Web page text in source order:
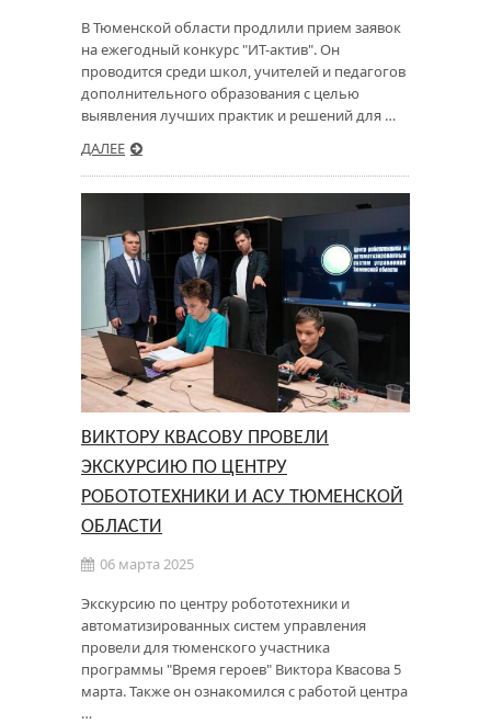
В Тюменской области продлили прием заявок
на ежегодный конкурс "ИТ-актив". Он
проводится среди школ, учителей и педагогов
дополнительного образования с целью
выявления лучших практик и решений для …
ДАЛЕЕ
ВИКТОРУ КВАСОВУ ПРОВЕЛИ
ЭКСКУРСИЮ ПО ЦЕНТРУ
РОБОТОТЕХНИКИ И АСУ ТЮМЕНСКОЙ
ОБЛАСТИ
06 марта 2025
Экскурсию по центру робототехники и
автоматизированных систем управления
провели для тюменского участника
программы "Время героев" Виктора Квасова 5
марта. Также он ознакомился с работой центра
…